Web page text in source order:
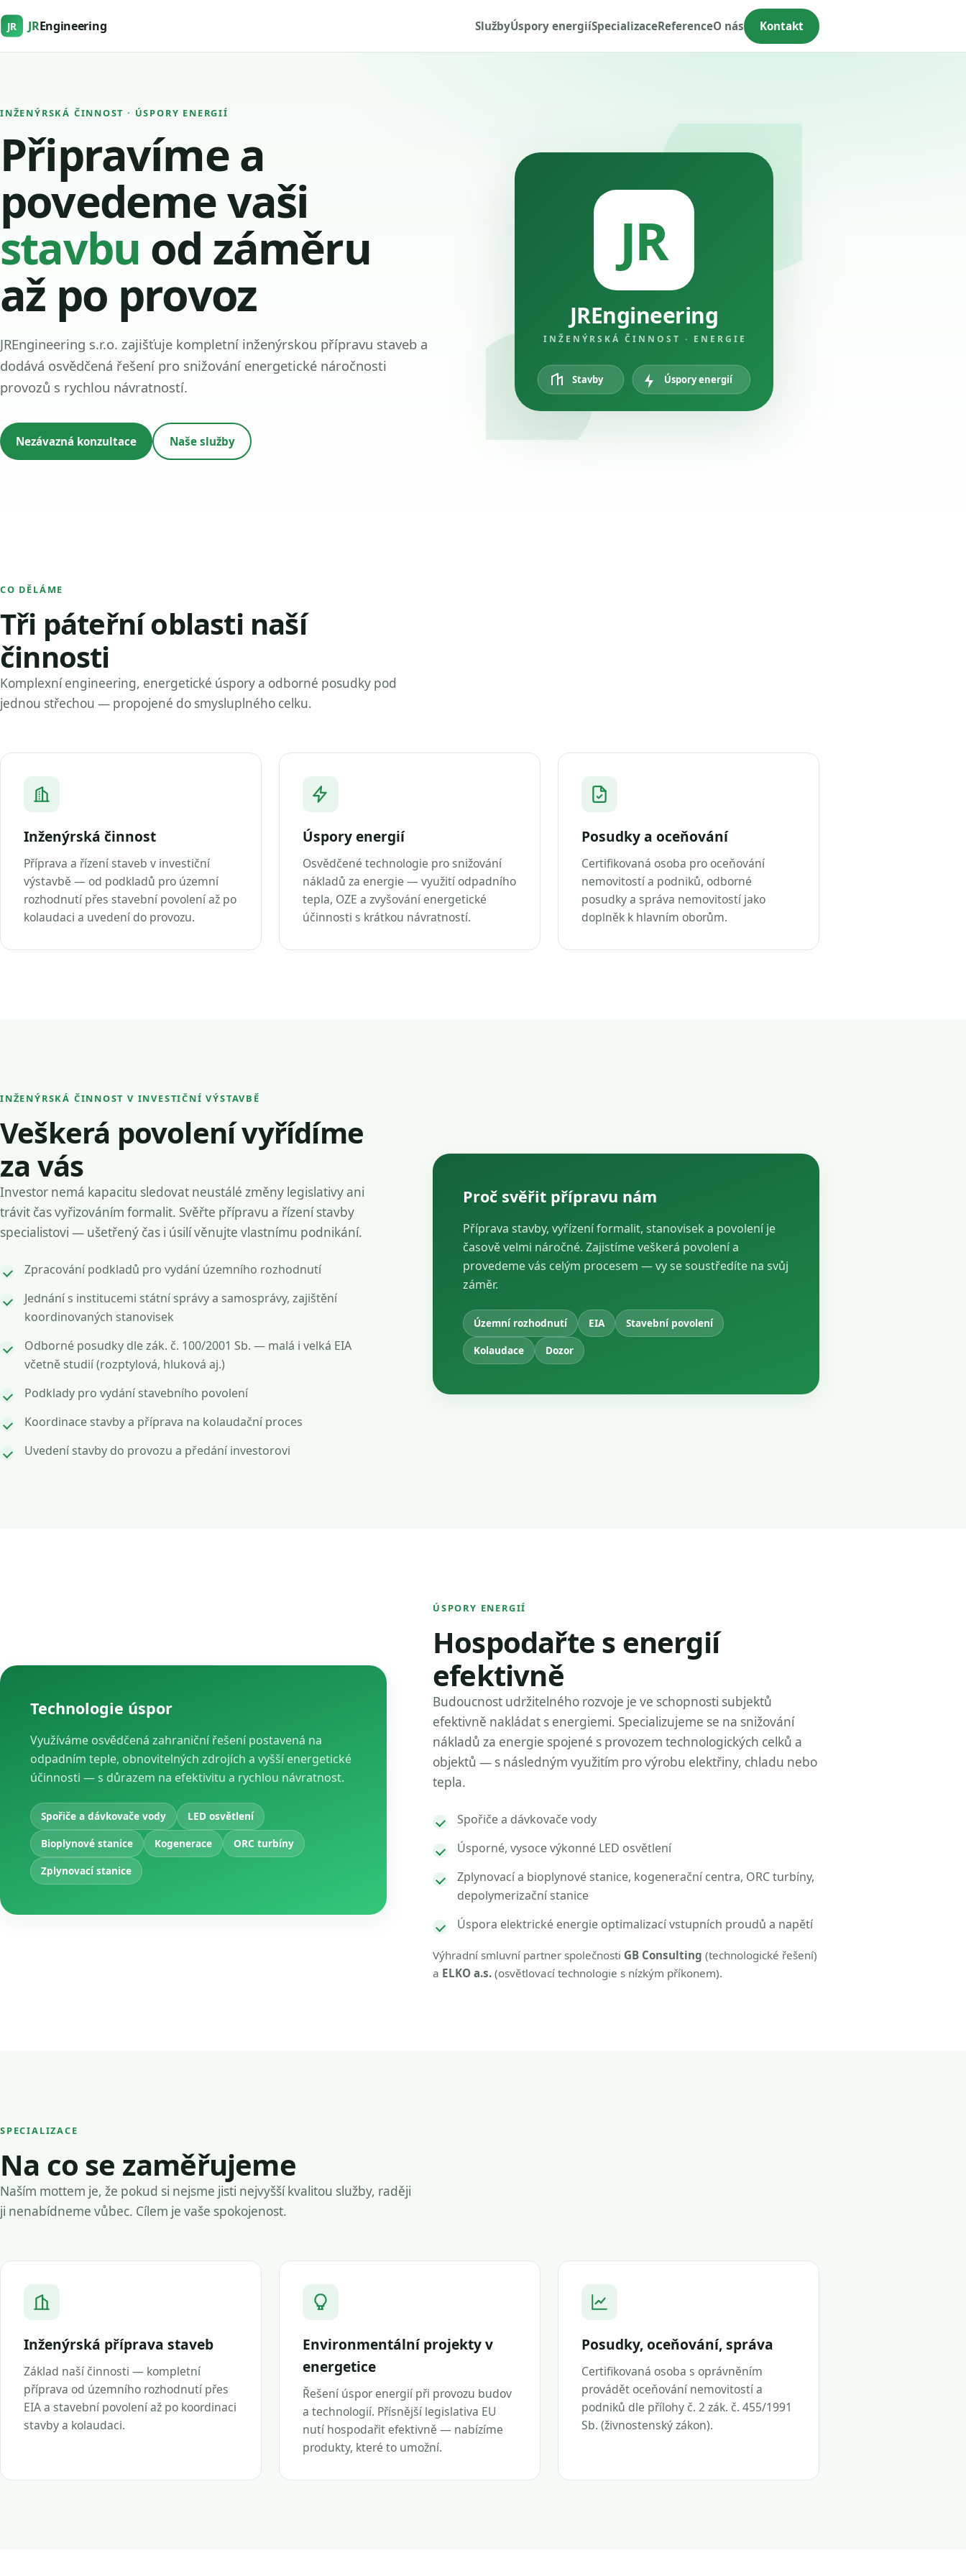
JR JREngineering SlužbyÚspory energiíSpecializaceReferenceO nás Kontakt
INŽENÝRSKÁ ČINNOST · ÚSPORY ENERGIÍ
Připravíme a
povedeme vaši
stavbu od záměru
až po provoz
JREngineering s.r.o. zajišťuje kompletní inženýrskou přípravu staveb a
dodává osvědčená řešení pro snižování energetické náročnosti
provozů s rychlou návratností.
Nezávazná konzultace Naše služby
JR
JREngineering
INŽENÝRSKÁ ČINNOST · ENERGIE
Stavby Úspory energií
CO DĚLÁME
Tři páteřní oblasti naší
činnosti
Komplexní engineering, energetické úspory a odborné posudky pod
jednou střechou — propojené do smysluplného celku.
Inženýrská činnost
Příprava a řízení staveb v investiční
výstavbě — od podkladů pro územní
rozhodnutí přes stavební povolení až po
kolaudaci a uvedení do provozu.
Úspory energií
Osvědčené technologie pro snižování
nákladů za energie — využití odpadního
tepla, OZE a zvyšování energetické
účinnosti s krátkou návratností.
Posudky a oceňování
Certifikovaná osoba pro oceňování
nemovitostí a podniků, odborné
posudky a správa nemovitostí jako
doplněk k hlavním oborům.
INŽENÝRSKÁ ČINNOST V INVESTIČNÍ VÝSTAVBĚ
Veškerá povolení vyřídíme
za vás
Investor nemá kapacitu sledovat neustálé změny legislativy ani
trávit čas vyřizováním formalit. Svěřte přípravu a řízení stavby
specialistovi — ušetřený čas i úsilí věnujte vlastnímu podnikání.
Zpracování podkladů pro vydání územního rozhodnutí
Jednání s institucemi státní správy a samosprávy, zajištění
koordinovaných stanovisek
Odborné posudky dle zák. č. 100/2001 Sb. — malá i velká EIA
včetně studií (rozptylová, hluková aj.)
Podklady pro vydání stavebního povolení
Koordinace stavby a příprava na kolaudační proces
Uvedení stavby do provozu a předání investorovi
Proč svěřit přípravu nám
Příprava stavby, vyřízení formalit, stanovisek a povolení je
časově velmi náročné. Zajistíme veškerá povolení a
provedeme vás celým procesem — vy se soustředíte na svůj
záměr.
Územní rozhodnutí EIA
Stavební povolení
Kolaudace
Dozor
Technologie úspor
Využíváme osvědčená zahraniční řešení postavená na
odpadním teple, obnovitelných zdrojích a vyšší energetické
účinnosti — s důrazem na efektivitu a rychlou návratnost.
Spořiče a dávkovače vody
LED osvětlení
Bioplynové stanice
Kogenerace
ORC turbíny
Zplynovací stanice
ÚSPORY ENERGIÍ
Hospodařte s energií
efektivně
Budoucnost udržitelného rozvoje je ve schopnosti subjektů
efektivně nakládat s energiemi. Specializujeme se na snižování
nákladů za energie spojené s provozem technologických celků a
objektů — s následným využitím pro výrobu elektřiny, chladu nebo
tepla.
Spořiče a dávkovače vody
Úsporné, vysoce výkonné LED osvětlení
Zplynovací a bioplynové stanice, kogenerační centra, ORC turbíny,
depolymerizační stanice
Úspora elektrické energie optimalizací vstupních proudů a napětí
Výhradní smluvní partner společnosti GB Consulting (technologické řešení)
a ELKO a.s. (osvětlovací technologie s nízkým příkonem).
SPECIALIZACE
Na co se zaměřujeme
Naším mottem je, že pokud si nejsme jisti nejvyšší kvalitou služby, raději
ji nenabídneme vůbec. Cílem je vaše spokojenost.
Inženýrská příprava staveb
Základ naší činnosti — kompletní
příprava od územního rozhodnutí přes
EIA a stavební povolení až po koordinaci
stavby a kolaudaci.
Environmentální projekty v
energetice
Řešení úspor energií při provozu budov
a technologií. Přísnější legislativa EU
nutí hospodařit efektivně — nabízíme
produkty, které to umožní.
Posudky, oceňování, správa
Certifikovaná osoba s oprávněním
provádět oceňování nemovitostí a
podniků dle přílohy č. 2 zák. č. 455/1991
Sb. (živnostenský zákon).